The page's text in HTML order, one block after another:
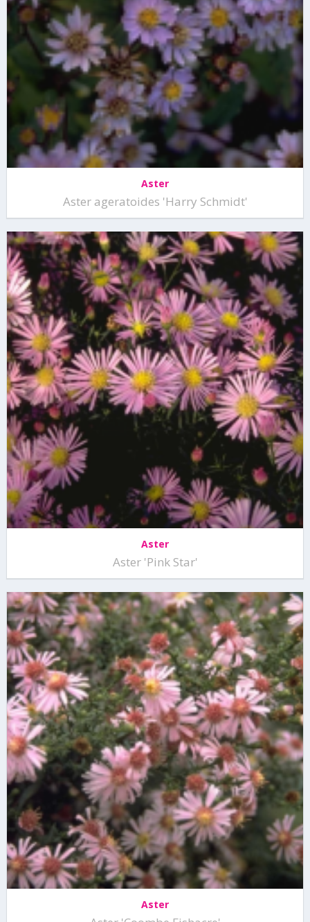
Aster
Aster ageratoides 'Harry Schmidt'
Aster
Aster 'Pink Star'
Aster